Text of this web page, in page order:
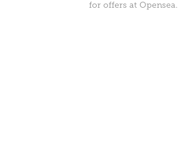
for offers at Opensea.